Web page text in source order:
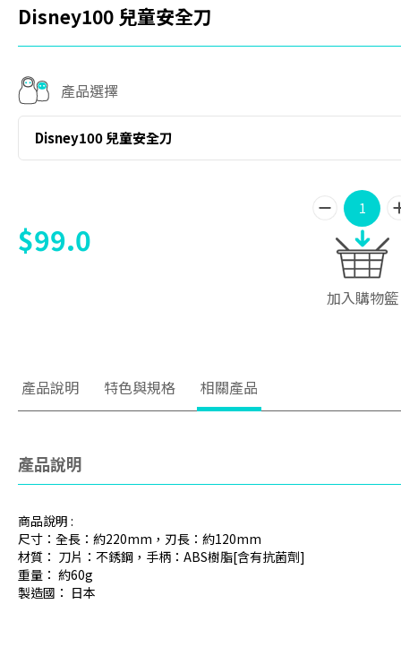
Disney100 兒童安全刀
產品選擇
Disney100 兒童安全刀
$99.0
加入購物籃
產品說明 特色與規格 相關產品
產品說明
商品說明 :
尺寸：全長：約220mm，刃長：約120mm
材質： 刀片：不銹鋼，手柄：ABS樹脂[含有抗菌劑]
重量： 約60g
製造國： 日本